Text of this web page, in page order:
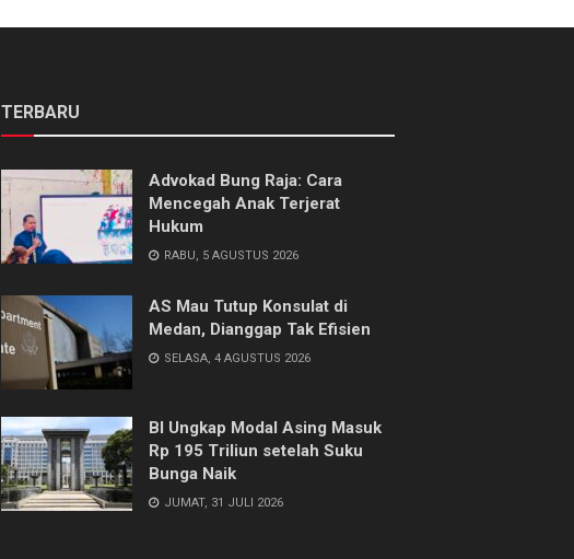
TERBARU
Advokad Bung Raja: Cara
Mencegah Anak Terjerat
Hukum
RABU, 5 AGUSTUS 2026
AS Mau Tutup Konsulat di
Medan, Dianggap Tak Efisien
SELASA, 4 AGUSTUS 2026
BI Ungkap Modal Asing Masuk
Rp 195 Triliun setelah Suku
Bunga Naik
JUMAT, 31 JULI 2026